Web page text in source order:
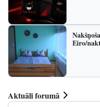
Eiro/
Aktuāli forumā